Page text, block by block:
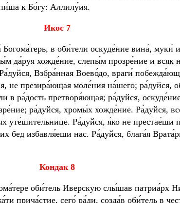
к Бо́гу: Аллилу́ия.
Икос 7
в оби́тели оскуде́ние вина́, муки́
да́руя хожде́ние, слепы́м прозре́ние и всяк
Взбра́нная Воево́до, враги́
презира́ющая моле́ния на́шего; ра́дуйся,
в ра́дость претворя́ющая; ра́дуйся,
ра́дуйся, хромы́х хожде́ние. Ра́дуйся,
уте́шительнице. Ра́дуйся, я́ко не
бед избавля́еши нас. Ра́дуйся, блага́я
Кондак 8
оби́тель Иверскую слы́шав патриа́рх
прича́стие, сего́ ра́ди, созда́в оби́тель в